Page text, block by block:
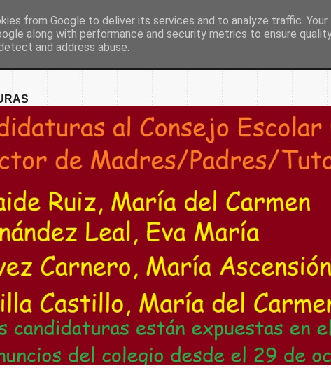
Inicio Nuestro colegio
from Google to deliver its services and to analyze traffic.
along with performance and security metrics to ensure
and address abuse.